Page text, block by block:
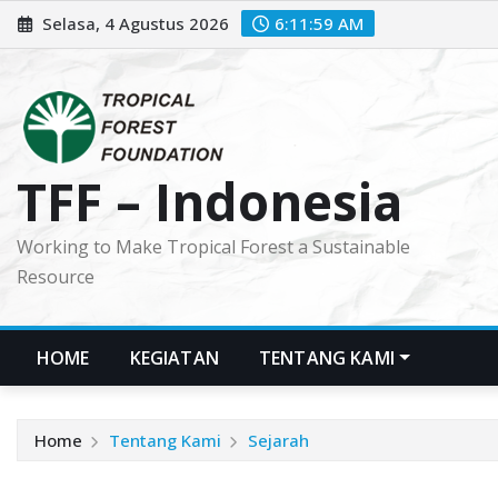
Skip
to
Selasa, 4 Agustus 2026 6:12:00 AM
TFF – Indonesia
Working to Make Tropical Forest a Sustainable
Resource
HOME KEGIATAN TENTANG KAMI
Home Tentang Kami Sejarah